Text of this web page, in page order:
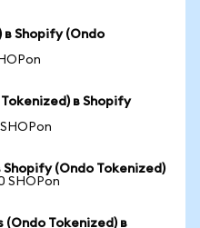
в Shopify (Ondo
в Shopify
Shopify (Ondo Tokenized)
SHOPon
Tokenized) в